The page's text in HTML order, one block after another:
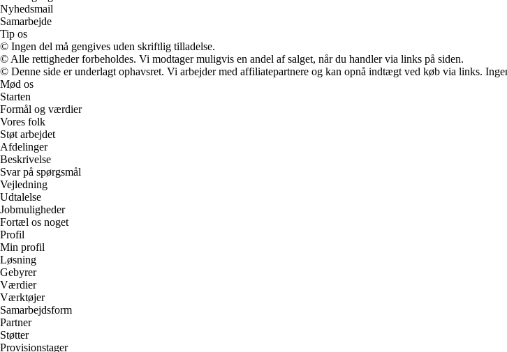
Nyhedsmail
Samarbejde
Tip os
© Ingen del må gengives uden skriftlig tilladelse.
© Alle rettigheder forbeholdes. Vi modtager muligvis en andel af salget, når du handler via links på siden.
© Denne side er underlagt ophavsret. Vi arbejder med affiliatepartnere og kan opnå indtægt ved køb via links.
Mød os
Starten
Formål og værdier
Vores folk
Støt arbejdet
Afdelinger
Beskrivelse
Svar på spørgsmål
Vejledning
Udtalelse
Jobmuligheder
Fortæl os noget
Profil
Min profil
Løsning
Gebyrer
Værdier
Værktøjer
Samarbejdsform
Partner
Støtter
Provisionstager